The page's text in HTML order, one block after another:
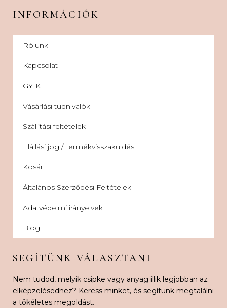
INFORMÁCIÓK
Rólunk
Kapcsolat
GYIK
Vásárlási tudnivalók
Szállítási feltételek
Elállási jog / Termékvisszaküldés
Kosár
Általános Szerződési Feltételek
Adatvédelmi irányelvek
Blog
SEGÍTÜNK VÁLASZTANI
Nem tudod, melyik csipke vagy anyag illik legjobban az
elképzelésedhez? Keress minket, és segítünk megtalálni
a tökéletes megoldást.